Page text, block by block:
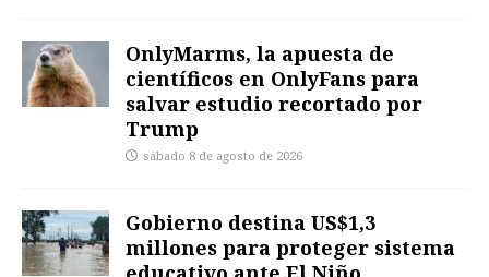
OnlyMarms, la apuesta de
científicos en OnlyFans para
salvar estudio recortado por
Trump
sábado 8 de agosto de 2026
Gobierno destina US$1,3
millones para proteger sistema